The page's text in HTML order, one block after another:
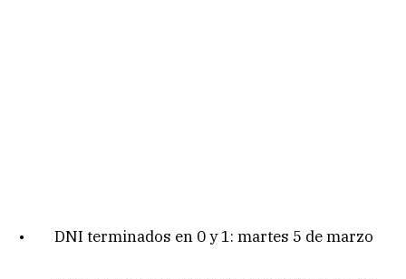
• DNI terminados en 0 y 1: martes 5 de marzo